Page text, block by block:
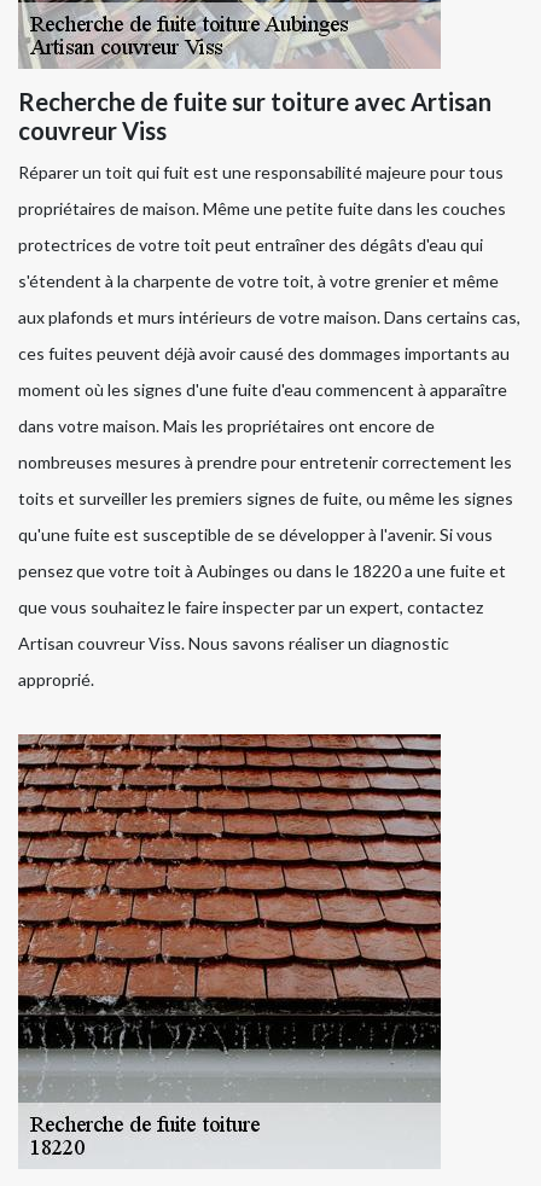
Recherche de fuite sur toiture avec Artisan
couvreur Viss
Réparer un toit qui fuit est une responsabilité majeure pour tous
propriétaires de maison. Même une petite fuite dans les couches
protectrices de votre toit peut entraîner des dégâts d'eau qui
s'étendent à la charpente de votre toit, à votre grenier et même
aux plafonds et murs intérieurs de votre maison. Dans certains cas,
ces fuites peuvent déjà avoir causé des dommages importants au
moment où les signes d'une fuite d'eau commencent à apparaître
dans votre maison. Mais les propriétaires ont encore de
nombreuses mesures à prendre pour entretenir correctement les
toits et surveiller les premiers signes de fuite, ou même les signes
qu'une fuite est susceptible de se développer à l'avenir. Si vous
pensez que votre toit à Aubinges ou dans le 18220 a une fuite et
que vous souhaitez le faire inspecter par un expert, contactez
Artisan couvreur Viss. Nous savons réaliser un diagnostic
approprié.